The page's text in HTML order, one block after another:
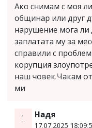
Ако снимам с моя
общинар или друг
нарушение мога ли
заплатата му за
справили с
корупция
наш човек.Чакам
ми
1. Надя
17.07.2025